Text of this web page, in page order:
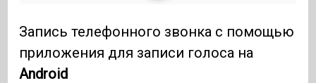
Запись телефонного звонка с помощью
приложения для записи голоса на
Android